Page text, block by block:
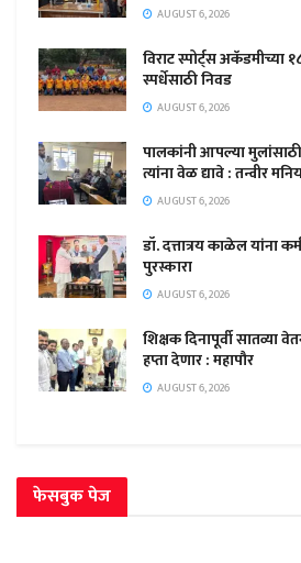
AUGUST 6, 2026
विराट स्पोर्ट्स अकॅडमीच्या
स्पर्धेसाठी निवड
AUGUST 6, 2026
पालकांनी आपल्या
त्यांना वेळ द्यावे : तन्वीर
AUGUST 6, 2026
डॉ. दत्तात्रय काळेल यांना
पुरस्कारा
AUGUST 6, 2026
शिक्षक दिनापूर्वी
हप्ता देणार : महापौर
AUGUST 6, 2026
फेसबुक पेज